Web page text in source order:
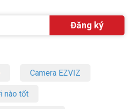
Camera EZVIZ
nào tốt